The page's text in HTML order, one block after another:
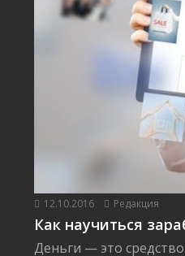
12.10.2016 Редакция
Как научиться
Деньги — это